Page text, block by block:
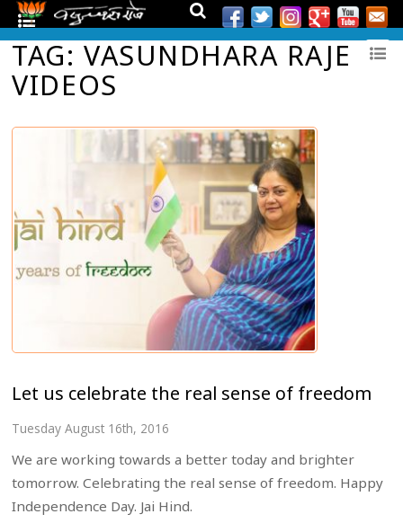
TAG: VASUNDHARA RAJE
VIDEOS
Let us celebrate the real sense of freedom
Tuesday August 16th, 2016
We are working towards a better today and brighter
tomorrow. Celebrating the real sense of freedom. Happy
Independence Day. Jai Hind.